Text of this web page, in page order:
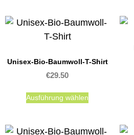
Unisex-Bio-Baumwoll-T-Shirt
€29.50
Ausführung wählen